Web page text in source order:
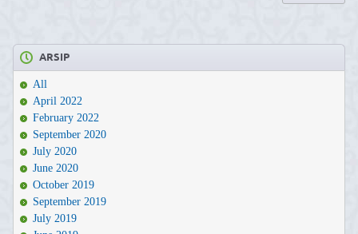
ARSIP
All
April 2022
February 2022
September 2020
July 2020
June 2020
October 2019
September 2019
July 2019